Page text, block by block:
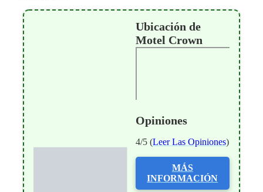
Ubicación de
Motel Crown
Opiniones
4/5 (Leer Las Opiniones)
MÁS
INFORMACIÓN